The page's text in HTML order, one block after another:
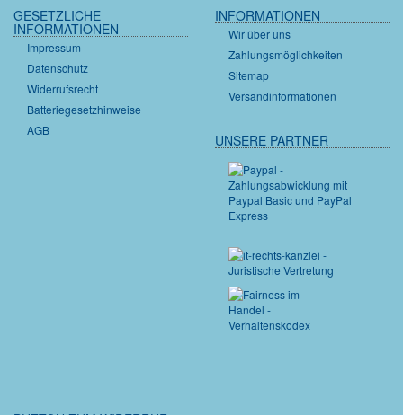
GESETZLICHE
INFORMATIONEN
Impressum
Datenschutz
Widerrufsrecht
Batteriegesetzhinweise
AGB
INFORMATIONEN
Wir über uns
Zahlungsmöglichkeiten
Sitemap
Versandinformationen
UNSERE PARTNER